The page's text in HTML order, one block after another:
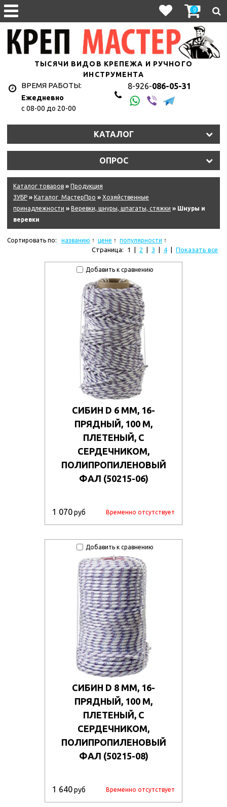
0
ТЫСЯЧИ ВИДОВ КРЕПЕЖА И РУЧНОГО
ИНСТРУМЕНТА
ВРЕМЯ РАБОТЫ:
Ежедневно
с 08-00 до 20-00
8-926-086-05-31
КАТАЛОГ
ОПРОС
Каталог товаров » Продукция
ЗУБР » Каталог_МастерПро » Хозяйственные
принадлежности » Веревки, шнуры, шпагаты, стяжки » Шнуры и
веревки
Сортировать по: названию цене популярности
Страница: 1 2 3 4 Показать все
Добавить к сравнению
СИБИН D 6 ММ, 16-
ПРЯДНЫЙ, 100 М,
ПЛЕТЕНЫЙ, С
СЕРДЕЧНИКОМ,
ПОЛИПРОПИЛЕНОВЫЙ
ФАЛ (50215-06)
1 070руб Временно отсутствует
Добавить к сравнению
СИБИН D 8 ММ, 16-
ПРЯДНЫЙ, 100 М,
ПЛЕТЕНЫЙ, С
СЕРДЕЧНИКОМ,
ПОЛИПРОПИЛЕНОВЫЙ
ФАЛ (50215-08)
1 640руб Временно отсутствует